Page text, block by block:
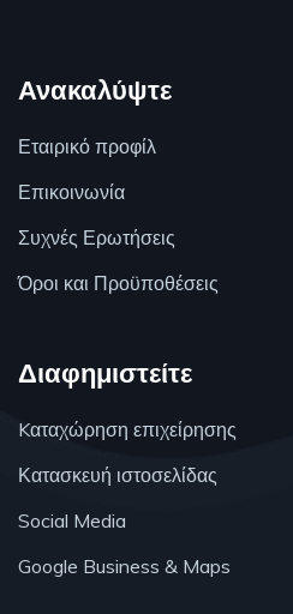
Ανακαλύψτε
Εταιρικό προφίλ
Επικοινωνία
Συχνές Ερωτήσεις
Όροι και Προϋποθέσεις
Διαφημιστείτε
Kαταχώρηση επιχείρησης
Κατασκευή ιστοσελίδας
Social Media
Google Business & Maps